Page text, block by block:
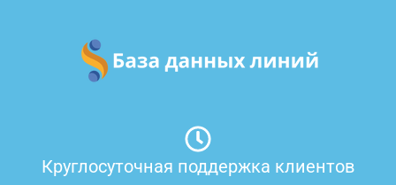
содержимому
Круглосуточная поддержка клиентов